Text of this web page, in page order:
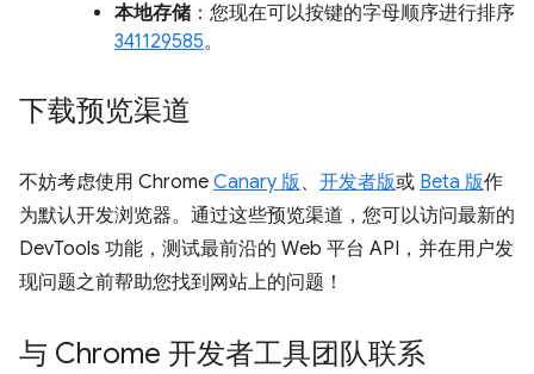
本地存储 ：您现在可以按键的字母顺序进行排序
341129585。
下载预览渠道
不妨考虑使用 Chrome Canary 版、 开发者版或 Beta 版作
为默认开发浏览器。通过这些预览渠道，您可以访问最新的
DevTools 功能，测试最前沿的 Web 平台 API，并在用户发
现问题之前帮助您找到网站上的问题！
与 Chrome 开发者工具团队联系